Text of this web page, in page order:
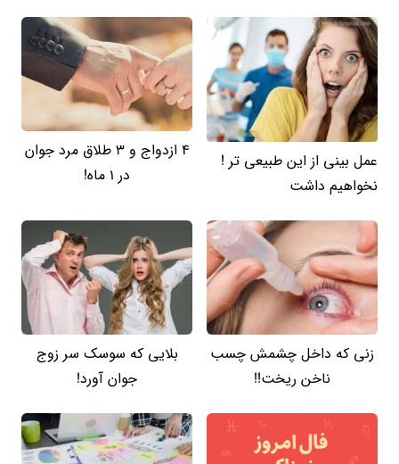
عمل بینی از این طبیعی تر !
نخواهیم داشت
4 ازدواج و 3 طلاق مرد جوان
در 1 ماه!
زنی که داخل چشمش چسب
ناخن ریخت!!
بلایی که سوسک سر زوج
جوان آورد!